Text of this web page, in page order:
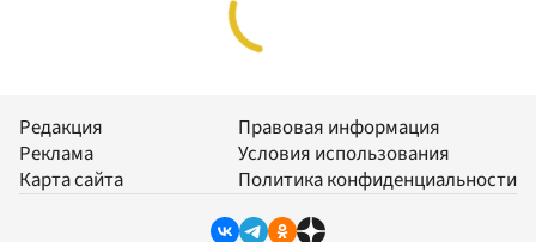
Редакция
Реклама
Карта сайта
Правовая информация
Условия использования
Политика конфиденциальности